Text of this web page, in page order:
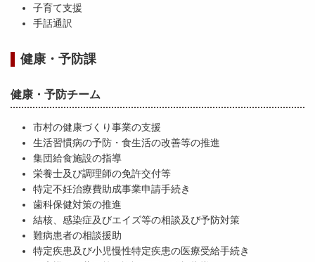
子育て支援
手話通訳
健康・予防課
健康・予防チーム
市村の健康づくり事業の支援
生活習慣病の予防・食生活の改善等の推進
集団給食施設の指導
栄養士及び調理師の免許交付等
特定不妊治療費助成事業申請手続き
歯科保健対策の推進
結核、感染症及びエイズ等の相談及び予防対策
難病患者の相談援助
特定疾患及び小児慢性特定疾患の医療受給手続き